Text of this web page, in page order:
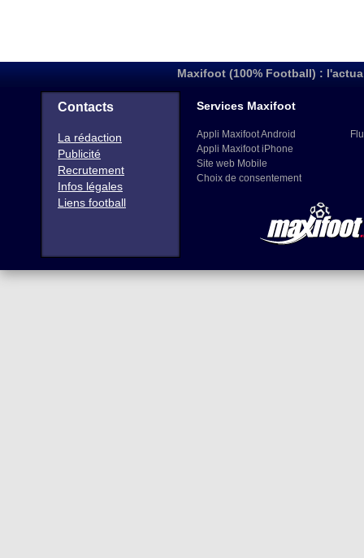
Maxifoot (100% Football) :
Contacts
La rédaction
Publicité
Recrutement
Infos légales
Liens football
Services Maxifoot
Appli Maxifoot Android
Appli Maxifoot iPhone
Site web Mobile
Choix de consentement